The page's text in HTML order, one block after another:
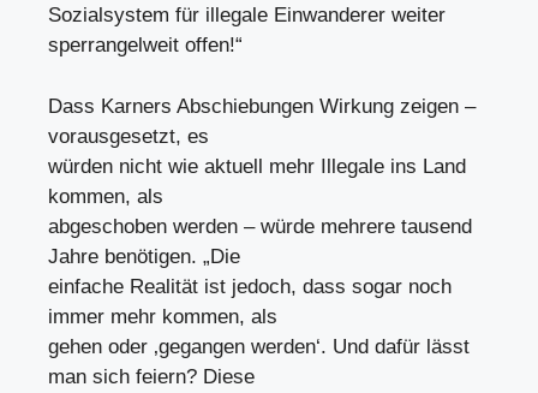
Sozialsystem für illegale Einwanderer weiter
sperrangelweit offen!“
Dass Karners Abschiebungen Wirkung zeigen –
vorausgesetzt, es
würden nicht wie aktuell mehr Illegale ins Land
kommen, als
abgeschoben werden – würde mehrere tausend
Jahre benötigen. „Die
einfache Realität ist jedoch, dass sogar noch
immer mehr kommen, als
gehen oder ‚gegangen werden‘. Und dafür lässt
man sich feiern? Diese